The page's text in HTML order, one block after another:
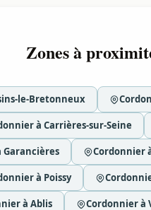
Zones à
le-Bretonneux
à Carrières-sur-Seine
Garancières Cordonnier
à Poissy
à Ablis Cordonnier à